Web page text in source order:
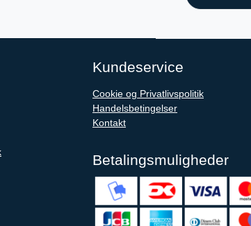
Kundeservice
Cookie og Privatlivspolitik
Handelsbetingelser
Kontakt
Betalingsmuligheder